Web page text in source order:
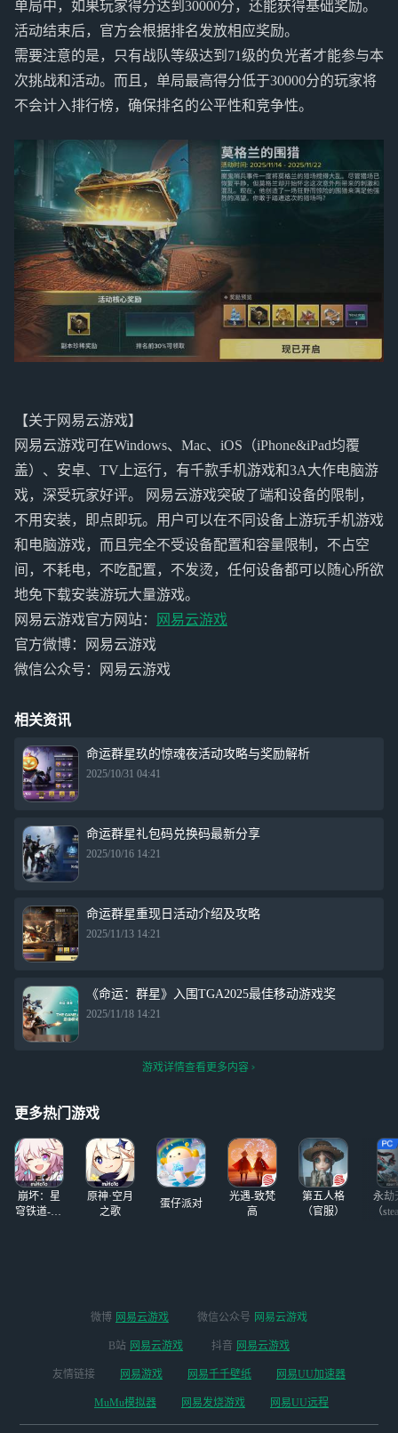
单局中，如果玩家得分达到30000分，还能获得基础奖励。
活动结束后，官方会根据排名发放相应奖励。
需要注意的是，只有战队等级达到71级的负光者才能参与本
次挑战和活动。而且，单局最高得分低于30000分的玩家将
不会计入排行榜，确保排名的公平性和竞争性。
【关于网易云游戏】
网易云游戏可在Windows、Mac、iOS（iPhone&iPad均覆
盖）、安卓、TV上运行，有千款手机游戏和3A大作电脑游
戏，深受玩家好评。 网易云游戏突破了端和设备的限制，
不用安装，即点即玩。用户可以在不同设备上游玩手机游戏
和电脑游戏，而且完全不受设备配置和容量限制，不占空
间，不耗电，不吃配置，不发烫，任何设备都可以随心所欲
地免下载安装游玩大量游戏。
网易云游戏官方网站：
网易云游戏
官方微博：网易云游戏
微信公众号：网易云游戏
相关资讯
命运群星玖的惊魂夜活动攻略与奖励解析
2025/10/31 04:41
命运群星礼包码兑换码最新分享
2025/10/16 14:21
命运群星重现日活动介绍及攻略
2025/11/13 14:21
《命运：群星》入围TGA2025最佳移动游戏奖
2025/11/18 14:21
游戏详情查看更多内容
更多热门游戏
崩坏：星
穹铁道-4.4
原神·空月
之歌
蛋仔派对
光遇-致梵
高
第五人格
（官服）
永劫
（
微博 网易云游戏 微信公众号 网易云游戏
B站 网易云游戏 抖音 网易云游戏
友情链接 网易游戏 网易千千壁纸 网易UU加速器
MuMu模拟器 网易发烧游戏 网易UU远程